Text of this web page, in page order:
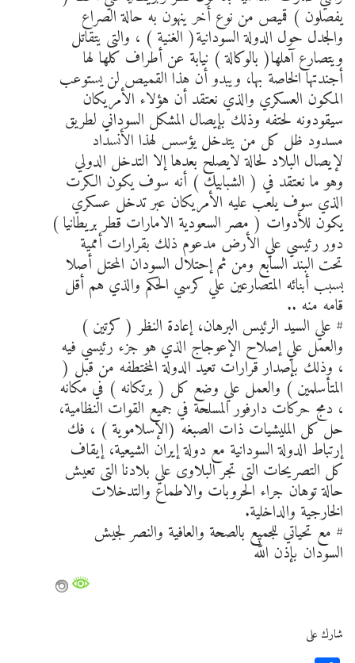
يفصلون ) قميص من نوع أخر ينهون به حالة الصراع
والجدل حول الدولة السودانية( الغنية ) ، والتى يتقاتل
ويتصارع آهلها( بالوكالة ) نيابة عن أطراف كلها لها
أجندتها الخاصة بها، ويبدو أن هذا القميص لن يستوعب
المكون العسكري والذي نعتقد أن هؤلاء الأمريكان
سيقودونه لحتفه وذلك بإيصال المشكل السوداني لطريق
مسدود ظل كل من يتدخل يؤسس لهذا الأنسداد
لإيصال البلاد لحالة لايصلح بعدها إلا التدخل الدولي
وهو ما نعتقد في ( الشبابيك ) أنه سوف يكون الكرت
الذي سوف يلعب عليه الأمريكان عبر تدخل عسكري
يكون للأدوات ( مصر السعودية الامارات قطر بريطانيا )
دور رئيسي علي الأرض مدعوم ذلك بقرارات أممية
تحت البند السابع ومن ثم إحتلال السودان المحتل أصلا
بسبب أبنائه المتصارعين علي كرسي الحكم والذي هم أقل
قامه منه ..
# علي السيد الرئيس البرهان، إعادة النظر ( كرتين )
والعمل علي إصلاح الإعوجاج الذي هو جزء رئيسي فيه
، وذلك بإصدار قرارات تعيد الدولة المختطفه من قبل (
المتأسلمين ) والعمل علي وضع كل ( برتكانه ) في مكانه
، دمج حركات دارفور المسلحة في جميع القوات النظامية،
حل كل المليشيات ذات الصبغه (الإسلاموية ) ، فك
إرتباط الدولة السودانية مع دولة إيران الشيعية، إيقاف
كل التصريحات التى تجر البلاوى علي بلادنا التى تعيش
حالة توهان جراء الحروبات والاطماع والتدخلات
الخارجية والداخلية.
# مع تحياتي للجميع بالصحة والعافية والنصر لجيش
السودان بإذن الله
شارك على